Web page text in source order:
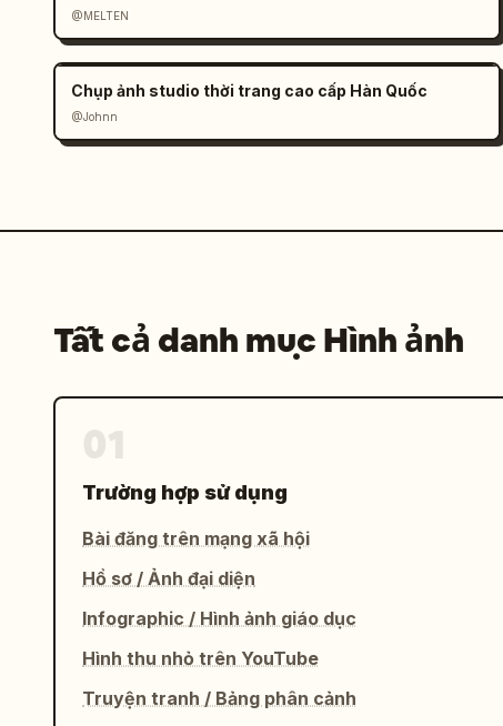
@MELTEN
Chụp ảnh studio thời trang cao cấp Hàn Quốc
@Johnn
Tất cả danh mục Hình ảnh
Trường hợp sử dụng
Bài đăng trên mạng xã hội
Hồ sơ / Ảnh đại diện
Infographic / Hình ảnh giáo dục
Hình thu nhỏ trên YouTube
Truyện tranh / Bảng phân cảnh